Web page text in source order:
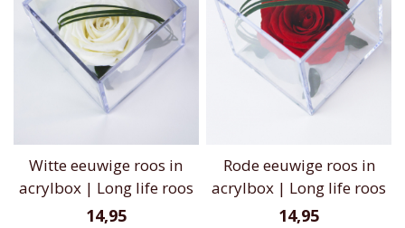
Witte eeuwige roos in
acrylbox | Long life roos
14,95
Rode eeuwige roos in
acrylbox | Long life roos
14,95